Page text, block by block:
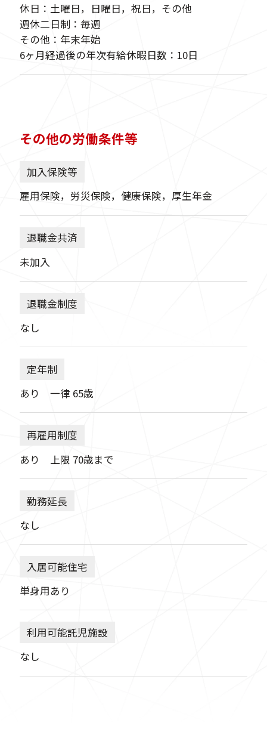
休日：土曜日，日曜日，祝日，その他
週休二日制：毎週
その他：年末年始
6ヶ月経過後の年次有給休暇日数：10日
その他の労働条件等
加入保険等
雇用保険，労災保険，健康保険，厚生年金
退職金共済
未加入
退職金制度
なし
定年制
あり 一律 65歳
再雇用制度
あり 上限 70歳まで
勤務延長
なし
入居可能住宅
単身用あり
利用可能託児施設
なし